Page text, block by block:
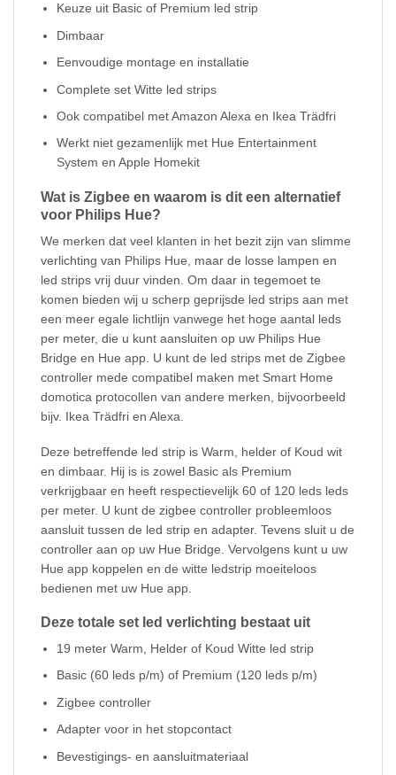
Keuze uit Basic of Premium led strip
Dimbaar
Eenvoudige montage en installatie
Complete set Witte led strips
Ook compatibel met Amazon Alexa en Ikea Trädfri
Werkt niet gezamenlijk met Hue Entertainment
System en Apple Homekit
Wat is Zigbee en waarom is dit een alternatief
voor Philips Hue?
We merken dat veel klanten in het bezit zijn van slimme
verlichting van Philips Hue, maar de losse lampen en
led strips vrij duur vinden. Om daar in tegemoet te
komen bieden wij u scherp geprijsde led strips aan met
een meer egale lichtlijn vanwege het hoge aantal leds
per meter, die u kunt aansluiten op uw Philips Hue
Bridge en Hue app. U kunt de led strips met de Zigbee
controller mede compatibel maken met Smart Home
domotica protocollen van andere merken, bijvoorbeeld
bijv. Ikea Trädfri en Alexa.
Deze betreffende led strip is Warm, helder of Koud wit
en dimbaar. Hij is is zowel Basic als Premium
verkrijgbaar en heeft respectievelijk 60 of 120 leds leds
per meter. U kunt de zigbee controller probleemloos
aansluit tussen de led strip en adapter. Tevens sluit u de
controller aan op uw Hue Bridge. Vervolgens kunt u uw
Hue app koppelen en de witte ledstrip moeiteloos
bedienen met uw Hue app.
Deze totale set led verlichting bestaat uit
19 meter Warm, Helder of Koud Witte led strip
Basic (60 leds p/m) of Premium (120 leds p/m)
Zigbee controller
Adapter voor in het stopcontact
Bevestigings- en aansluitmateriaal